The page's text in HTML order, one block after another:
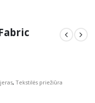
, Tekstilės priežiūra